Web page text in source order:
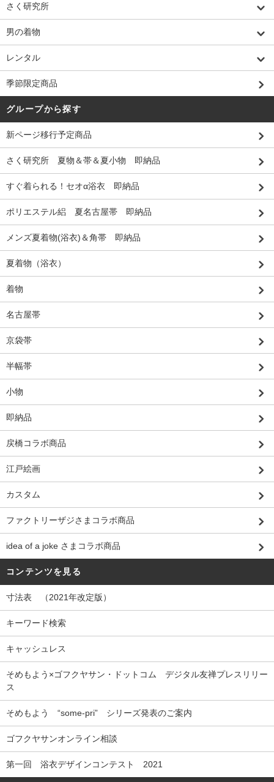
さく研究所
男の着物
レンタル
季節限定商品
グループから探す
新ページ移行予定商品
さく研究所 夏物＆帯＆夏小物 即納品
すぐ着られる！セオα浴衣 即納品
ポリエステル絽 夏名古屋帯 即納品
メンズ夏着物(浴衣)＆角帯 即納品
夏着物（浴衣）
着物
名古屋帯
京袋帯
半幅帯
小物
即納品
戻橋コラボ商品
江戸絵画
カスタム
ファクトリーザジさまコラボ商品
idea of a joke さまコラボ商品
コンテンツを見る
寸法表 （2021年改定版）
キーワード検索
キャッシュレス
そめもよう×ゴフクヤサン・ドットコム デジタル友禅プレスリリー
ス
そめもよう “some-pri” シリーズ発表のご案内
ゴフクヤサンオンライン相談
第一回 浴衣デザインコンテスト 2021